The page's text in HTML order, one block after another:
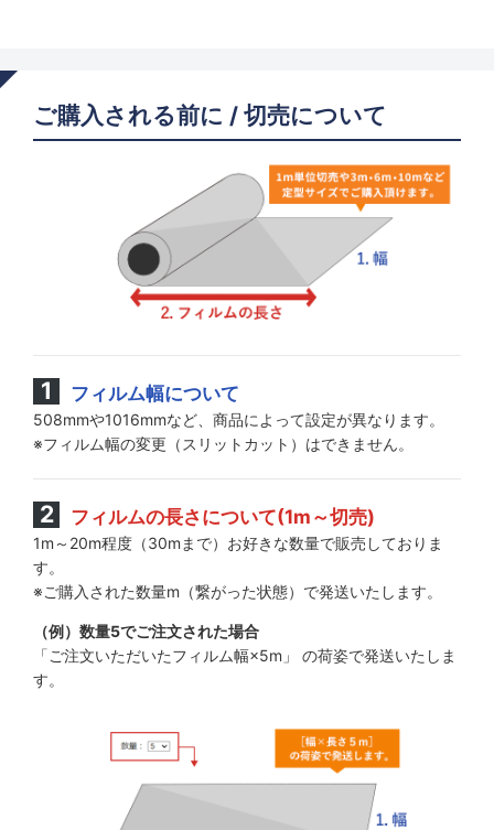
ご購入される前に / 切売について
フィルム幅について
508mmや1016mmなど、商品によって設定が異なります。
※フィルム幅の変更（スリットカット）はできません。
フィルムの長さについて(1m～切売)
1m～20m程度（30mまで）お好きな数量で販売しておりま
す。
※ご購入された数量m（繋がった状態）で発送いたします。
（例）数量5でご注文された場合
「ご注文いただいたフィルム幅×5m」 の荷姿で発送いたしま
す。